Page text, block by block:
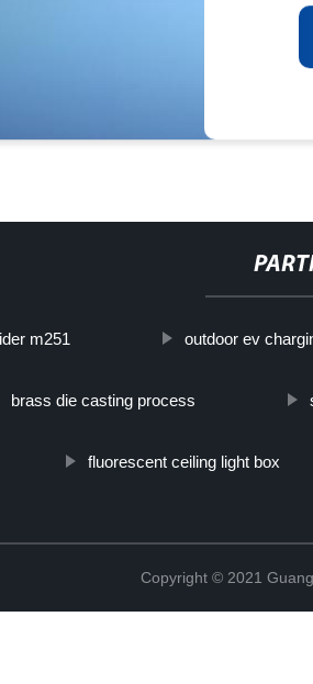
m251 outdoor ev
brass die casting process
fluorescent ceiling light box
Copyright © 2021